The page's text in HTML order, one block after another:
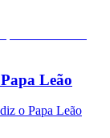
Leão
o Papa Leão